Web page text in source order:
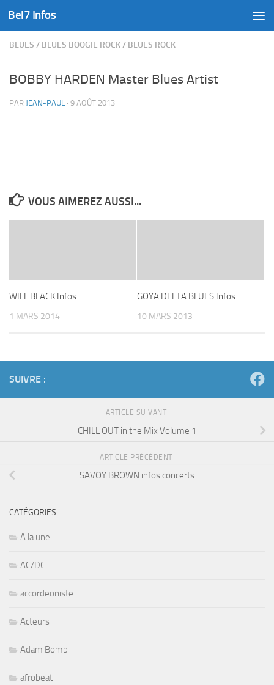
Skip to content
Bel7 Infos
BLUES / BLUES BOOGIE ROCK/ BLUES ROCK
BOBBY HARDEN Master Blues Artist
PAR JEAN-PAUL · 9 AOÛT 2013
VOUS AIMEREZ AUSSI...
WILL BLACK Infos
1 MARS 2014
GOYA DELTA BLUES Infos
10 MARS 2013
SUIVRE :
ARTICLE SUIVANT
CHILL OUT in the Mix Volume 1
ARTICLE PRÉCÉDENT
SAVOY BROWN infos concerts
CATÉGORIES
A la une
AC/DC
accordeoniste
Acteurs
Adam Bomb
afrobeat